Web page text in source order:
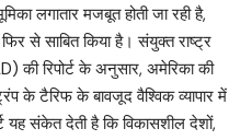
लगातार मजबूत होती जा रही है,
फिर से साबित किया है। संयुक्त राष्ट्र
की रिपोर्ट के अनुसार, अमेरिका की
के टैरिफ के बावजूद वैश्विक व्यापार में
संकेत देती है कि विकासशील देशों,